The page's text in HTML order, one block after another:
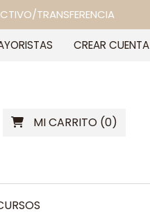
TRANSFERENCIA
CREAR CUENTA
MI CARRITO(0)